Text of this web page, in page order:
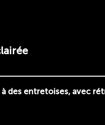
des entretoises, avec